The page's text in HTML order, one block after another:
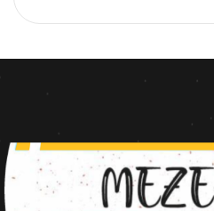
Osmaniye, Yenimahalle) her